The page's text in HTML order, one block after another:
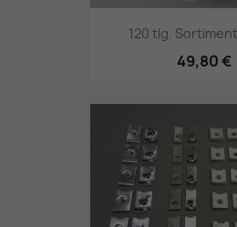
120 tlg.
49,80 €